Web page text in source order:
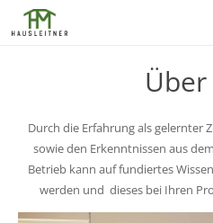
Durch die Erfahrung als gelernter
sowie den Erkenntnissen aus
Betrieb kann auf fundiertes
werden und dieses bei Ihren